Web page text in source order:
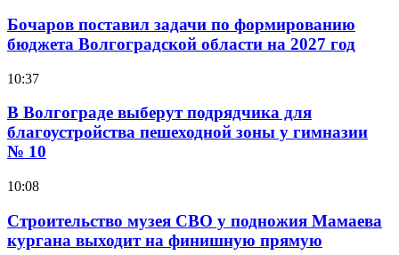
Бочаров поставил задачи по формированию
бюджета Волгоградской области на 2027 год
10:37
В Волгограде выберут подрядчика для
благоустройства пешеходной зоны у гимназии
№ 10
10:08
Строительство музея СВО у подножия Мамаева
кургана выходит на финишную прямую